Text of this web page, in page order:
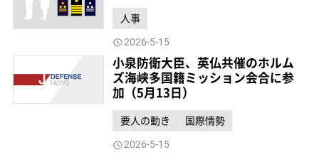
人事
2026-5-15
小泉防衛大臣、英仏共催のホルム
ズ海峡多国籍ミッション会合に参
加（5月13日）
要人の動き 国際情勢
2026-5-15